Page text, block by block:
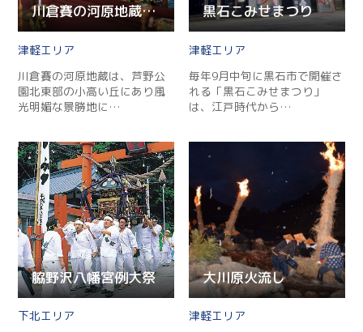
川倉賽の河原地蔵尊例大祭
津軽
川倉賽の河原地蔵は、芦野公
園北東部の小高い丘にあり風
光明媚な景勝地に…
黒石こみせまつり
津軽
毎年9月中旬に黒石市で開催さ
れる「黒石こみせまつり」
は、江戸時代から…
脇野沢八幡宮例大祭
下北
大川原火流し
津軽